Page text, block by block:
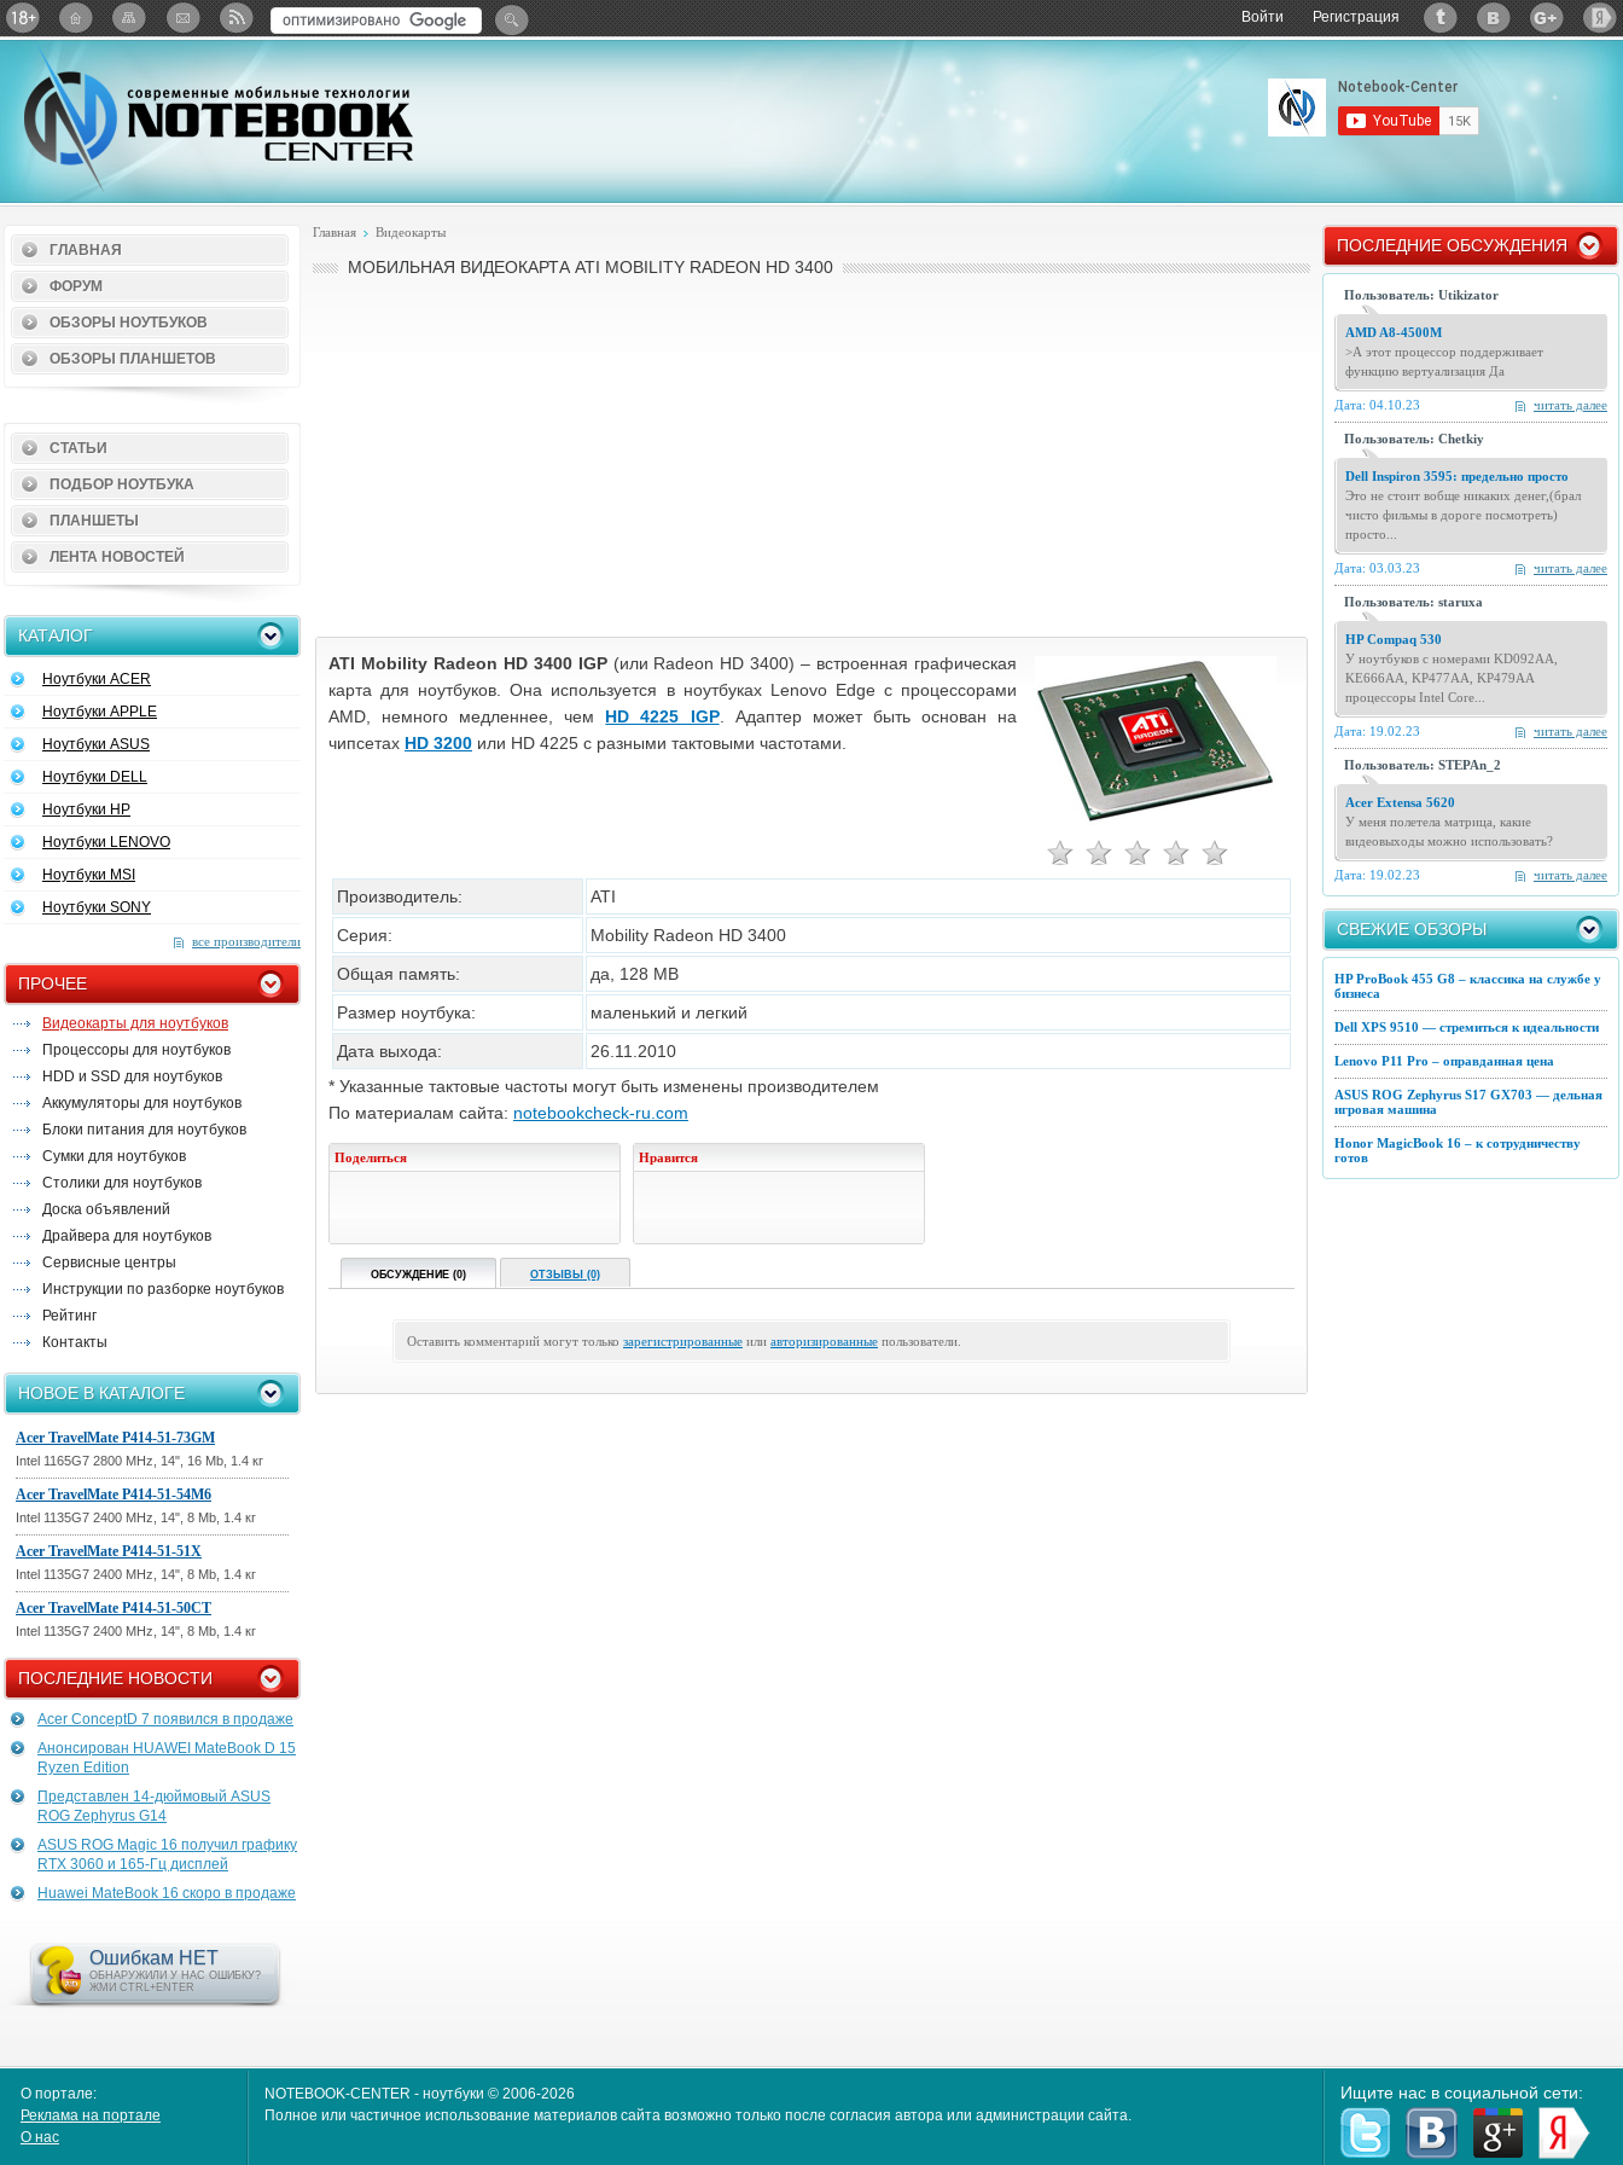
Войти Регистрация
Twitter ВКонтактеGoogle+Яндекс: Каталог виджетов
ГЛАВНАЯ
ФОРУМ
ОБЗОРЫ НОУТБУКОВ
ОБЗОРЫ ПЛАНШЕТОВ
СТАТЬИ
ПОДБОР НОУТБУКА
ПЛАНШЕТЫ
ЛЕНТА НОВОСТЕЙ
КАТАЛОГ
Ноутбуки ACER
Ноутбуки APPLE
Ноутбуки ASUS
Ноутбуки DELL
Ноутбуки HP
Ноутбуки LENOVO
Ноутбуки MSI
Ноутбуки SONY
все производители
ПРОЧЕЕ
Видеокарты для ноутбуков
Процессоры для ноутбуков
HDD и SSD для ноутбуков
Аккумуляторы для ноутбуков
Блоки питания для ноутбуков
Сумки для ноутбуков
Столики для ноутбуков
Доска объявлений
Драйвера для ноутбуков
Сервисные центры
Инструкции по разборке ноутбуков
Рейтинг
Контакты
НОВОЕ В КАТАЛОГЕ
Acer TravelMate P414-51-73GM
Intel 1165G7 2800 MHz, 14", 16 Mb, 1.4 кг
Acer TravelMate P414-51-54M6
Intel 1135G7 2400 MHz, 14", 8 Mb, 1.4 кг
Acer TravelMate P414-51-51X
Intel 1135G7 2400 MHz, 14", 8 Mb, 1.4 кг
Acer TravelMate P414-51-50CT
Intel 1135G7 2400 MHz, 14", 8 Mb, 1.4 кг
ПОСЛЕДНИЕ НОВОСТИ
Acer ConceptD 7 появился в продаже
Анонсирован HUAWEI MateBook D 15
Ryzen Edition
Представлен 14-дюймовый ASUS
ROG Zephyrus G14
ASUS ROG Magic 16 получил графику
RTX 3060 и 165-Гц дисплей
Huawei MateBook 16 скоро в продаже
Ошибкам НЕТ
ОБНАРУЖИЛИ У НАС ОШИБКУ?
ЖМИ CTRL+ENTER
Главная Видеокарты
МОБИЛЬНАЯ ВИДЕОКАРТА ATI MOBILITY RADEON HD 3400
ATI Mobility Radeon HD 3400 IGP(или Radeon HD 3400) – встроенная графическая
карта для ноутбуков. Она используется в ноутбуках Lenovo Edge с процессорами
AMD, немного медленнее, чем HD 4225 IGP. Адаптер может быть основан на
чипсетах HD 3200 или HD 4225 с разными тактовыми частотами.
Производитель:
ATI
Серия:
Mobility Radeon HD 3400
Общая память:
да, 128 MB
Размер ноутбука:
маленький и легкий
Дата выхода:
26.11.2010
* Указанные тактовые частоты могут быть изменены производителем
По материалам сайта: notebookcheck-ru.com
Поделиться Нравится
ОБСУЖДЕНИЕ (0) ОТЗЫВЫ (0)
Оставить комментарий могут только зарегистрированные или авторизированные пользователи.
ПОСЛЕДНИЕ ОБСУЖДЕНИЯ
Пользователь: Utikizator
AMD A8-4500M
>А этот процессор поддерживает
функцию вертуализация Да
читать далее
Дата: 04.10.23
Пользователь: Chetkiy
Dell Inspiron 3595: предельно просто
Это не стоит вобще никаких денег,(брал
чисто фильмы в дороге посмотреть)
просто...
читать далее
Дата: 03.03.23
Пользователь: staruxa
HP Compaq 530
У ноутбуков с номерами KD092AA,
KE666AA, KP477AA, KP479AA
процессоры Intel Core...
читать далее
Дата: 19.02.23
Пользователь: STEPAn_2
Acer Extensa 5620
У меня полетела матрица, какие
видеовыходы можно использовать?
читать далее
Дата: 19.02.23
СВЕЖИЕ ОБЗОРЫ
HP ProBook 455 G8 – классика на службе у
бизнеса
Dell XPS 9510 — стремиться к идеальности
Lenovo P11 Pro – оправданная цена
ASUS ROG Zephyrus S17 GX703 — дельная
игровая машина
Honor MagicBook 16 – к сотрудничеству
готов
О портале:
Реклама на портале
О нас
NOTEBOOK-CENTER - ноутбуки © 2006-2026
Полное или частичное использование материалов сайта возможно только после согласия автора или администрации сайта.
Ищите нас в социальной сети: